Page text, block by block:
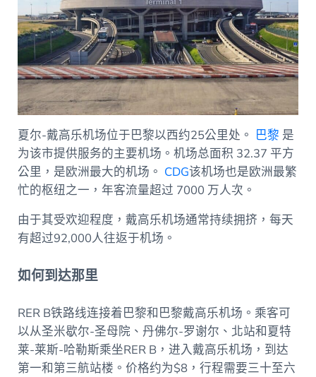
夏尔-戴高乐机场位于巴黎以西约25公里处。 巴黎 是
为该市提供服务的主要机场。机场总面积 32.37 平方
公里，是欧洲最大的机场。 CDG该机场也是欧洲最繁
忙的枢纽之一，年客流量超过 7000 万人次。
由于其受欢迎程度，戴高乐机场通常持续拥挤，每天
有超过92,000人往返于机场。
如何到达那里
RER B铁路线连接着巴黎和巴黎戴高乐机场。乘客可
以从圣米歇尔-圣母院、丹佛尔-罗谢尔、北站和夏特
莱-莱斯-哈勒斯乘坐RER B，进入戴高乐机场，到达
第一和第三航站楼。价格约为$8，行程需要三十至六